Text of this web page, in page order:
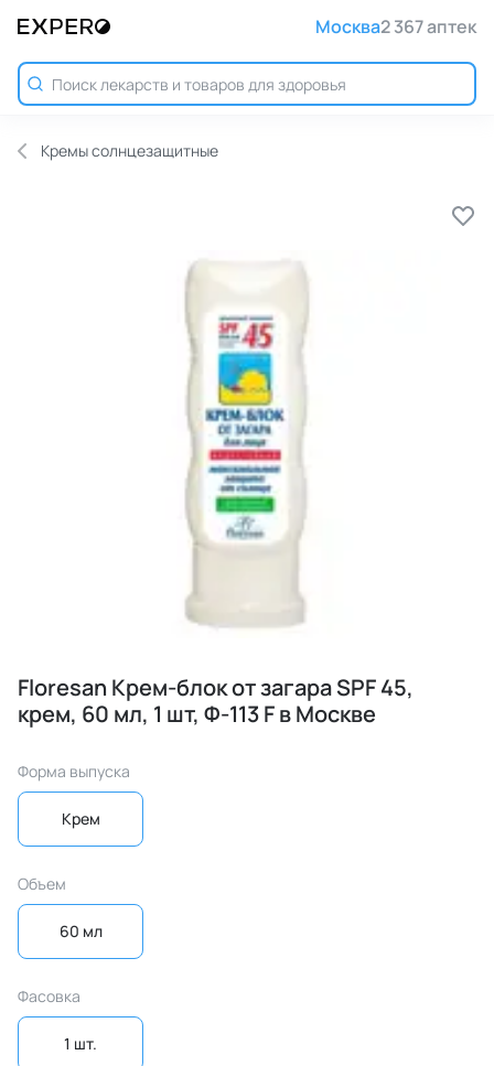
Москва2 367 аптек
Кремы солнцезащитные
Floresan Крем-блок от загара SPF 45,
крем, 60 мл, 1 шт, Ф-113 F в Москве
Форма выпуска
Крем
Объем
60 мл
Фасовка
1 шт.